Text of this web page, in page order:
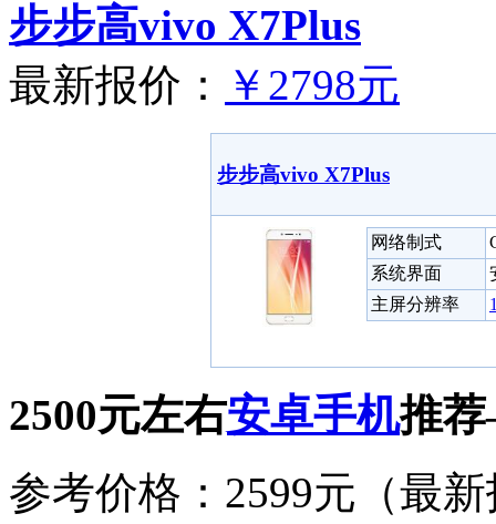
步步高vivo X7Plus
最新报价：
￥2798元
步步高vivo X7Plus
网络制式
系统界面
主屏分辨率
2500元左右安卓手机推
参考价格：2599元（最